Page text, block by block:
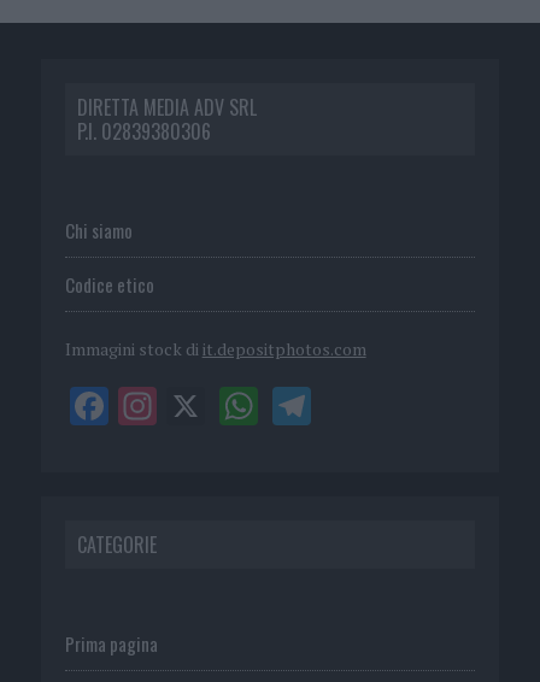
DIRETTA MEDIA ADV SRL
P.I. 02839380306
Chi siamo
Codice etico
Immagini stock di it.depositphotos.com
CATEGORIE
Prima pagina